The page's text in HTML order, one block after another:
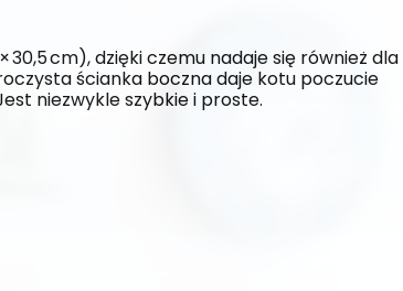
cm), dzięki czemu nadaje się również dla
ścianka boczna daje kotu poczucie
niezwykle szybkie i proste.